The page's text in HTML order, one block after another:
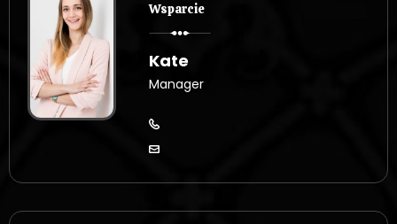
Wsparcie
Kate
Manager